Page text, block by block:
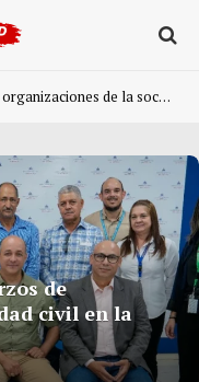
civil en la protección ambiental
de
civil en la